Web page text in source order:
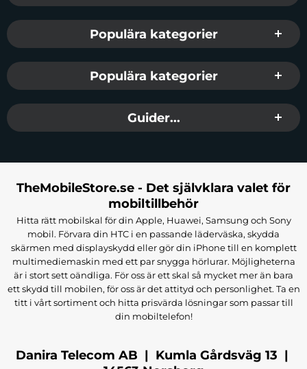
Populära kategorier
Populära kategorier
Guider...
TheMobileStore.se - Det självklara valet för
mobiltillbehör
Hitta rätt mobilskal för din Apple, Huawei, Samsung och Sony
mobil. Förvara din HTC i en passande läderväska, skydda
skärmen med displayskydd eller gör din iPhone till en komplett
multimediemaskin med ett par snygga hörlurar. Möjligheterna
är i stort sett oändliga. För oss är ett skal så mycket mer än bara
ett skydd till mobilen, för oss är det attityd och personlighet. Ta en
titt i vårt sortiment och hitta prisvärda lösningar som passar till
din mobiltelefon!
Danira Telecom AB | Kumla Gårdsväg 13 |